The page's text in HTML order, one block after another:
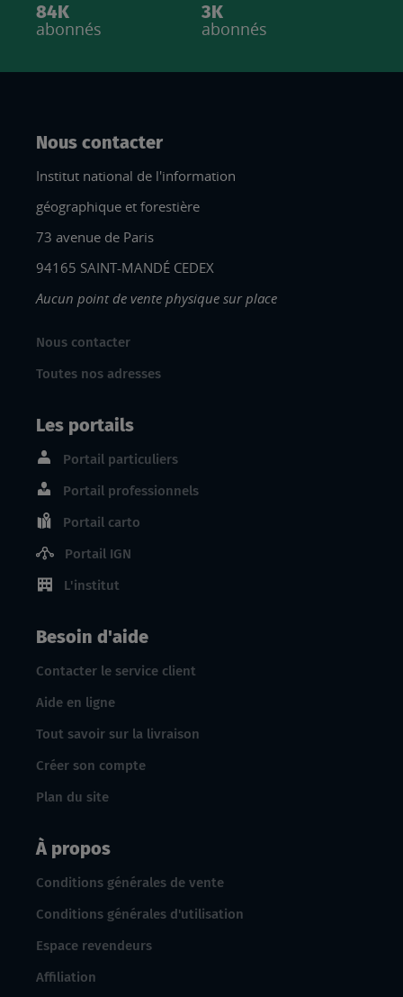
84K
abonnés
3K
abonnés
Nous contacter
Institut national de l'information
géographique et forestière
73 avenue de Paris
94165 SAINT-MANDÉ CEDEX
Aucun point de vente physique sur place
Nous contacter
Toutes nos adresses
Les portails
Portail particuliers
Portail professionnels
Portail carto
Portail IGN
L'institut
Besoin d'aide
Contacter le service client
Aide en ligne
Tout savoir sur la livraison
Créer son compte
Plan du site
À propos
Conditions générales de vente
Conditions générales d'utilisation
Espace revendeurs
Affiliation